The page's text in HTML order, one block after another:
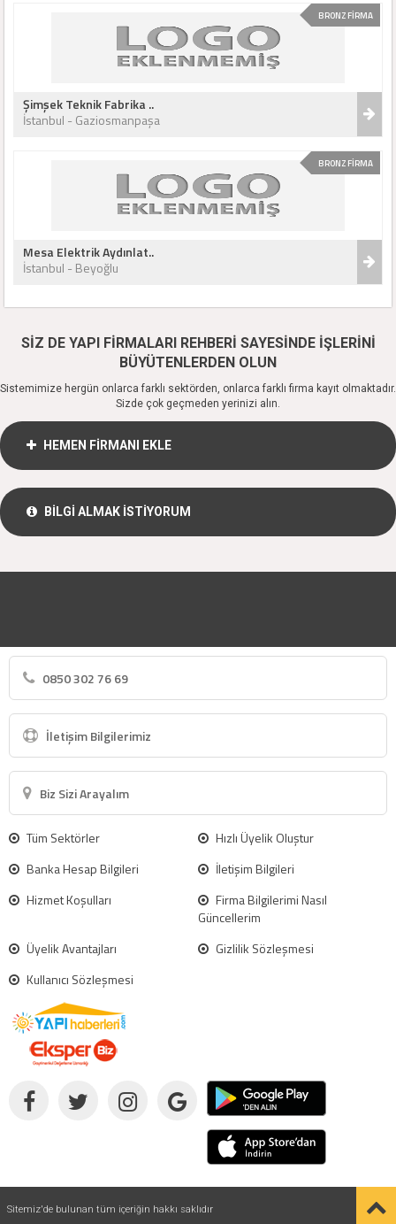
BRONZ FİRMA
Şimşek Teknik Fabrika ..
İstanbul - Gaziosmanpaşa
BRONZ FİRMA
Mesa Elektrik Aydınlat..
İstanbul - Beyoğlu
SİZ DE YAPI FİRMALARI REHBERİ SAYESİNDE İŞLERİNİ
BÜYÜTENLERDEN OLUN
Sistemimize hergün onlarca farklı sektörden, onlarca farklı firma kayıt olmaktadır.
Sizde çok geçmeden yerinizi alın.
HEMEN FİRMANI EKLE
BİLGİ ALMAK İSTİYORUM
0850 302 76 69
İletişim Bilgilerimiz
Biz Sizi Arayalım
Tüm Sektörler
Hızlı Üyelik Oluştur
Banka Hesap Bilgileri
İletişim Bilgileri
Hizmet Koşulları
Firma Bilgilerimi Nasıl
Güncellerim
Üyelik Avantajları
Gizlilik Sözleşmesi
Kullanıcı Sözleşmesi
Sitemiz'de bulunan tüm içeriğin hakkı saklıdır